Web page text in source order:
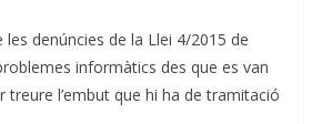
denúncies de la Llei 4/2015 de
informàtics des que es van
treure l’embut que hi ha de tramitació